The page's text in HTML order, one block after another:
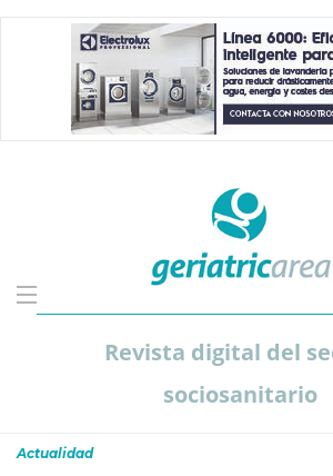
Revista digital del
sociosanitario
Actualidad